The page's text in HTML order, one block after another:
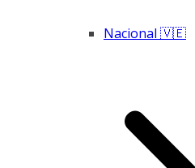
Nacional 🇻🇪